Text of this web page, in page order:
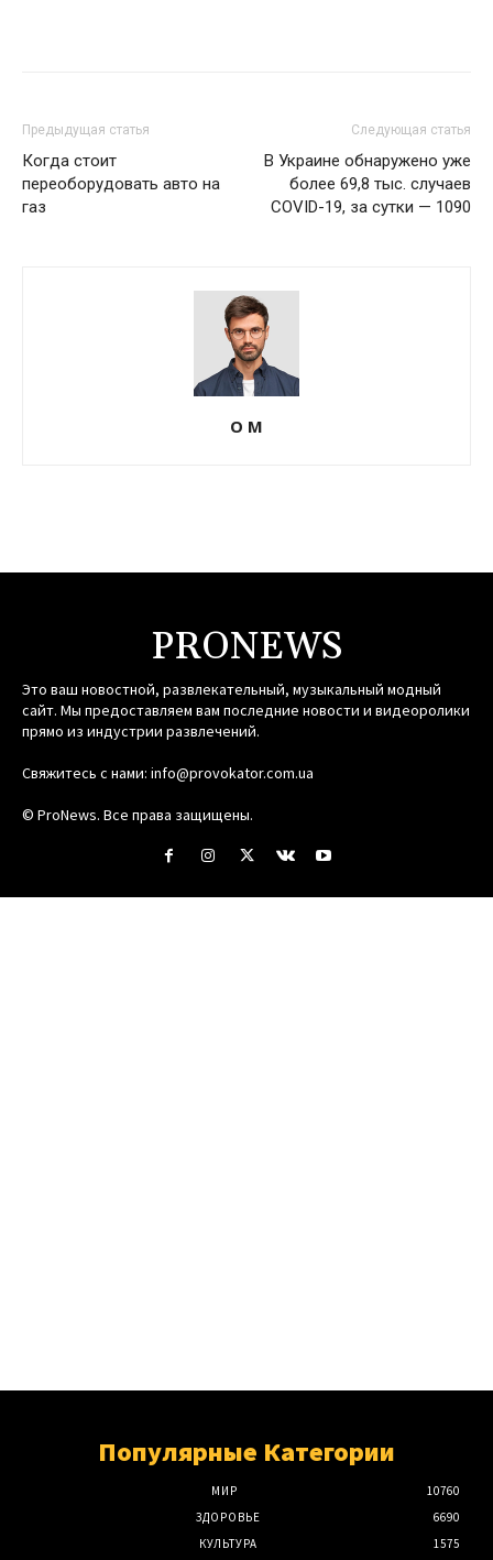
Предыдущая статья
Когда стоит
переоборудовать авто на
газ
Следующая статья
В Украине обнаружено уже
более 69,8 тыс. случаев
COVID-19, за сутки — 1090
О М
PRONEWS
Это ваш новостной, развлекательный, музыкальный модный
сайт. Мы предоставляем вам последние новости и видеоролики
прямо из индустрии развлечений.
Свяжитесь с нами: info@provokator.com.ua
© ProNews. Все права защищены.
Популярные Категории
МИР
10760
ЗДОРОВЬЕ
6690
КУЛЬТУРА
1575